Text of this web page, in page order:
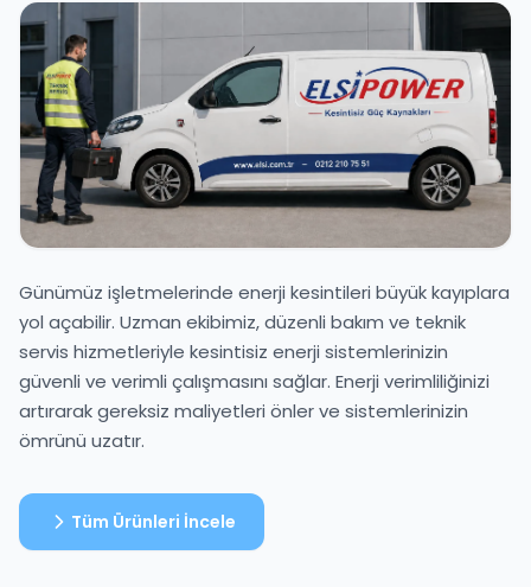
Günümüz işletmelerinde enerji kesintileri büyük kayıplara
yol açabilir. Uzman ekibimiz, düzenli bakım ve teknik
servis hizmetleriyle kesintisiz enerji sistemlerinizin
güvenli ve verimli çalışmasını sağlar. Enerji verimliliğinizi
artırarak gereksiz maliyetleri önler ve sistemlerinizin
ömrünü uzatır.
Tüm Ürünleri İncele